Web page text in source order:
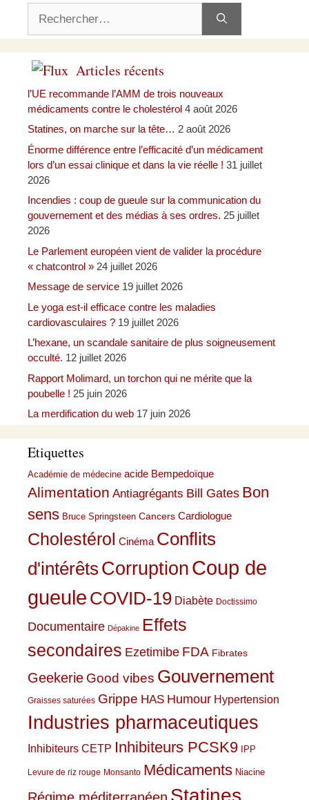
Articles récents
l’UE recommande l’AMM de trois nouveaux
médicaments contre le cholestérol 4 août 2026
Statines, on marche sur la tête… 2 août 2026
Énorme différence entre l’efficacité d’un médicament
lors d’un essai clinique et dans la vie réelle ! 31 juillet
2026
Incendies : coup de gueule sur la communication du
gouvernement et des médias à ses ordres. 25 juillet
2026
Le Parlement européen vient de valider la procédure
« chatcontrol » 24 juillet 2026
Message de service 19 juillet 2026
Le yoga est-il efficace contre les maladies
cardiovasculaires ? 19 juillet 2026
L’hexane, un scandale sanitaire de plus soigneusement
occulté. 12 juillet 2026
Rapport Molimard, un torchon qui ne mérite que la
poubelle ! 25 juin 2026
La merdification du web 17 juin 2026
Etiquettes
Académie de médecine acide Bempedoïque
Alimentation Antiagrégants Bill Gates Bon
sens Bruce Springsteen Cancers Cardiologue
Cholestérol Cinéma Conflits
d'intérêts CorruptionCoup de
gueule COVID-19 Diabète Doctissimo
Documentaire Dépakine Effets
secondaires Ezetimibe FDA Fibrates
Geekerie Good vibes Gouvernement
Graisses saturées Grippe HAS Humour Hypertension
Industries pharmaceutiques
Inhibiteurs CETP Inhibiteurs PCSK9 IPP
Levure de riz rouge Monsanto Médicaments Niacine
Statines